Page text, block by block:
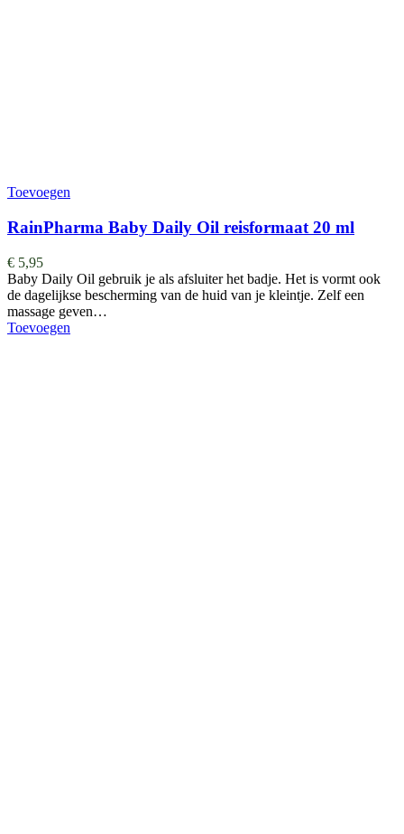
Toevoegen
RainPharma Baby Daily Oil reisformaat 20 ml
€ 5,95
Baby Daily Oil gebruik je als afsluiter het badje. Het is vormt ook
de dagelijkse bescherming van de huid van je kleintje. Zelf een
massage geven…
Toevoegen